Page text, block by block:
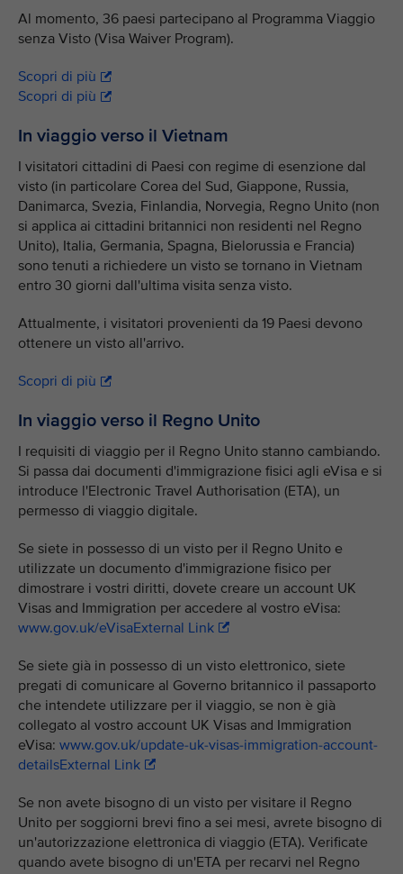
Al momento, 36 paesi partecipano al Programma Viaggio
senza Visto (Visa Waiver Program).
Scopri di più
Scopri di più
In viaggio verso il Vietnam
I visitatori cittadini di Paesi con regime di esenzione dal
visto (in particolare Corea del Sud, Giappone, Russia,
Danimarca, Svezia, Finlandia, Norvegia, Regno Unito (non
si applica ai cittadini britannici non residenti nel Regno
Unito), Italia, Germania, Spagna, Bielorussia e Francia)
sono tenuti a richiedere un visto se tornano in Vietnam
entro 30 giorni dall'ultima visita senza visto.
Attualmente, i visitatori provenienti da 19 Paesi devono
ottenere un visto all'arrivo.
Scopri di più
In viaggio verso il Regno Unito
I requisiti di viaggio per il Regno Unito stanno cambiando.
Si passa dai documenti d'immigrazione fisici agli eVisa e si
introduce l'Electronic Travel Authorisation (ETA), un
permesso di viaggio digitale.
Se siete in possesso di un visto per il Regno Unito e
utilizzate un documento d'immigrazione fisico per
dimostrare i vostri diritti, dovete creare un account UK
Visas and Immigration per accedere al vostro eVisa:
www.gov.uk/eVisaExternal Link
Se siete già in possesso di un visto elettronico, siete
pregati di comunicare al Governo britannico il passaporto
che intendete utilizzare per il viaggio, se non è già
collegato al vostro account UK Visas and Immigration
eVisa: www.gov.uk/update-uk-visas-immigration-account-
detailsExternal Link
Se non avete bisogno di un visto per visitare il Regno
Unito per soggiorni brevi fino a sei mesi, avrete bisogno di
un'autorizzazione elettronica di viaggio (ETA). Verificate
quando avete bisogno di un'ETA per recarvi nel Regno